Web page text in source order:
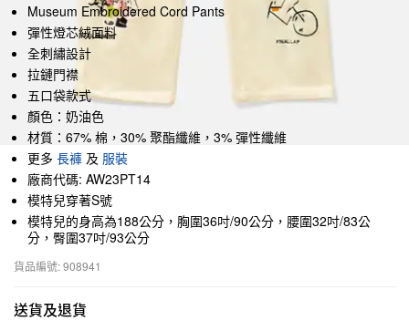
Museum Embroidered Cord Pants
彈性燈芯絨面料
全刺繡設計
拉鏈門襟
五口袋款式
顏色：奶油色
材質：67% 棉，30% 聚酯纖維，3% 彈性纖維
更多 長褲 及 服裝
廠商代碼: AW23PT14
模特兒穿著S號
模特兒的身高為188公分，胸圍36吋/90公分，腰圍32吋/83公
分，臀圍37吋/93公分
貨品編號: 908941
送貨及退貨